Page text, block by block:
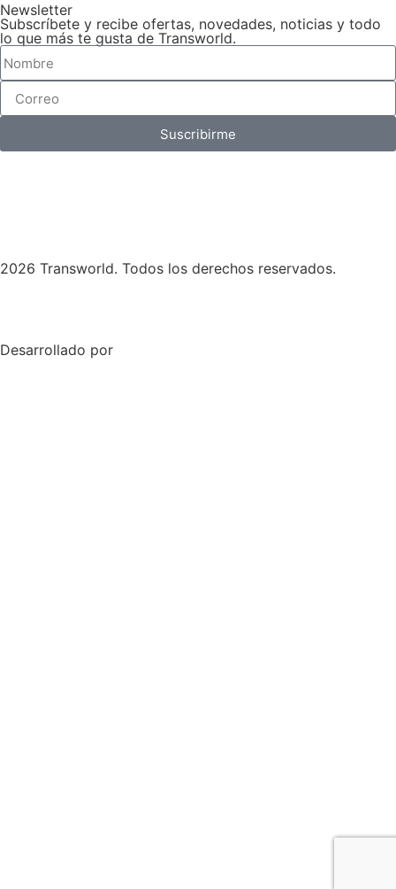
Newsletter
Subscríbete y recibe ofertas, novedades, noticias y todo
lo que más te gusta de Transworld.
Suscribirme
2026 Transworld. Todos los derechos reservados.
Desarrollado por